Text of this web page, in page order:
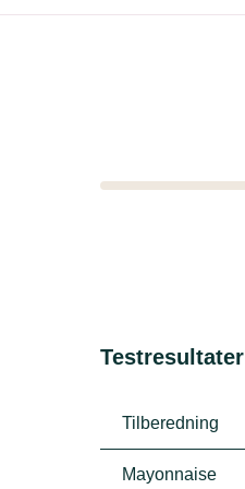
Testresultater
Tilberedning
Mayonnaise